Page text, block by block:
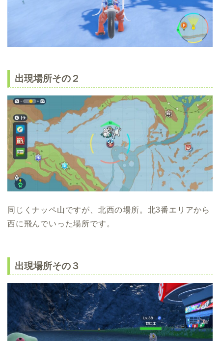
出現場所その２
同じくナッペ山ですが、北西の場所。北3番エリアから
西に飛んでいった場所です。
出現場所その３